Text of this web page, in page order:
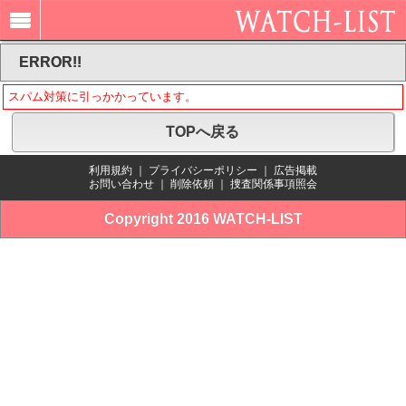
ERROR!!
スパム対策に引っかかっています。
TOPへ戻る
利用規約 プライバシーポリシー
広告掲載
お問い合わせ
削除依頼 捜査関係事項照会
Copyright 2016 WATCH-LIST